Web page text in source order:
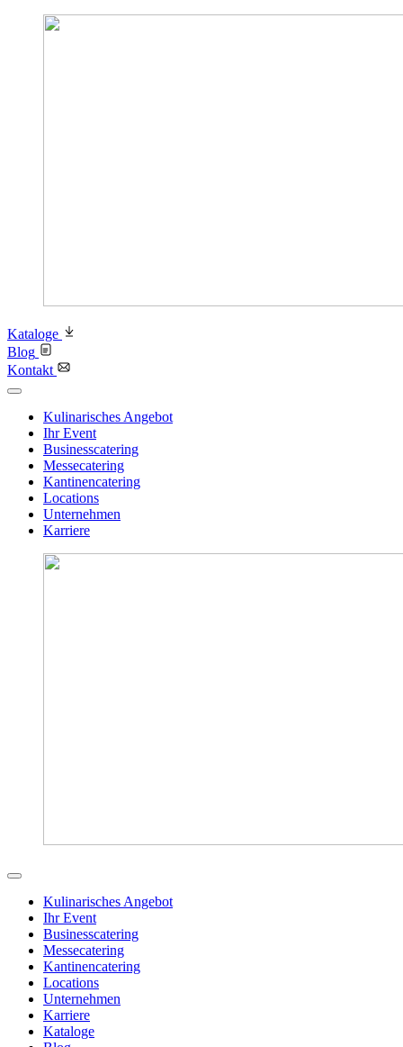
Kataloge
Blog
Kontakt
Kulinarisches Angebot
Ihr Event
Businesscatering
Messecatering
Kantinencatering
Locations
Unternehmen
Karriere
Kulinarisches Angebot
Ihr Event
Businesscatering
Messecatering
Kantinencatering
Locations
Unternehmen
Karriere
Kataloge